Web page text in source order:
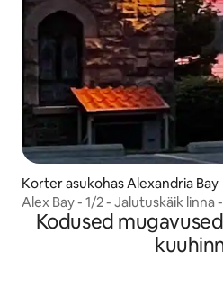
Korter asukohas Alexandria Bay
Alex Bay - 1/2 - Jalutuskäik linna
Kodused